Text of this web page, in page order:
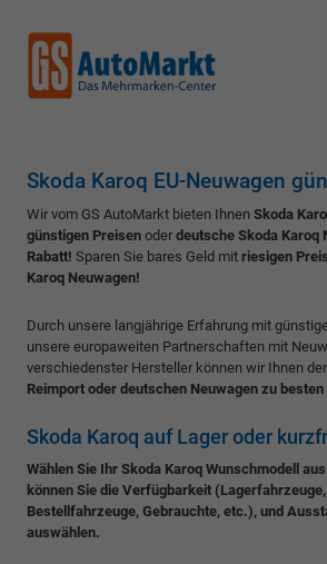
Skoda Karoq EU-Neuwagen
Wir vom GS AutoMarkt bieten Ihnen Skoda
günstigen Preisen oder deutsche Skoda Karoq
Rabatt! Sparen Sie bares Geld mit riesigen
Karoq Neuwagen!
Durch unsere langjährige Erfahrung mit
unsere europaweiten Partnerschaften mit
verschiedenster Hersteller können wir Ihnen
Reimport oder deutschen Neuwagen zu
Skoda Karoq auf Lager oder
Wählen Sie Ihr Skoda Karoq Wunschmodell
können Sie die Verfügbarkeit
Bestellfahrzeuge, Gebrauchte, etc.), und
auswählen.